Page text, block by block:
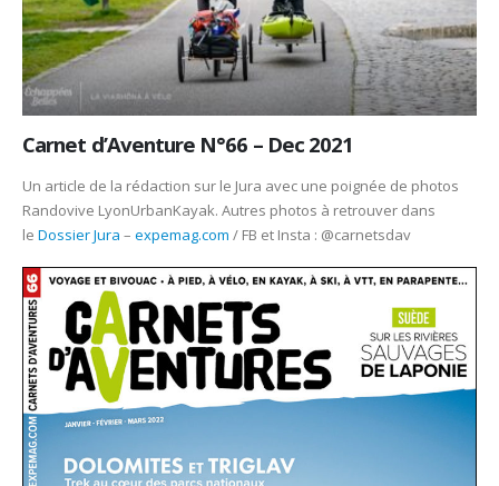
Carnet d’Aventure N°66 – Dec 2021
Un article de la rédaction sur le Jura avec une poignée de photos
Randovive LyonUrbanKayak. Autres photos à retrouver dans
le Dossier Jura – expemag.com / FB et Insta : @carnetsdav